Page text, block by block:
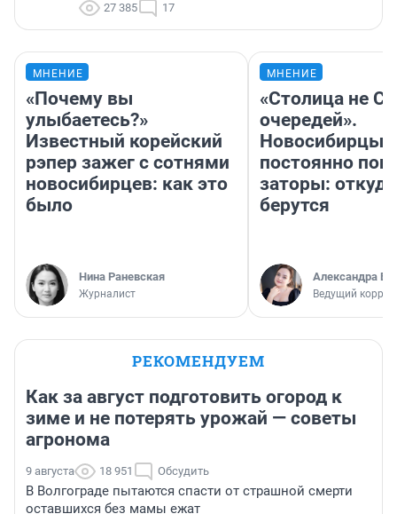
27 385 17
МНЕНИЕ
«Почему вы
улыбаетесь?»
Известный корейский
рэпер зажег с сотнями
новосибирцев: как это
было
Нина Раневская
Журналист
МНЕНИЕ
«Столица не
очередей».
Новосибирцы
постоянно
заторы:
берутся
Александра
Ведущий
РЕКОМЕНДУЕМ
Как за август подготовить огород к
зиме и не потерять урожай — советы
агронома
9 августа 18 951 Обсудить
В Волгограде пытаются спасти от страшной смерти
оставшихся без мамы ежат